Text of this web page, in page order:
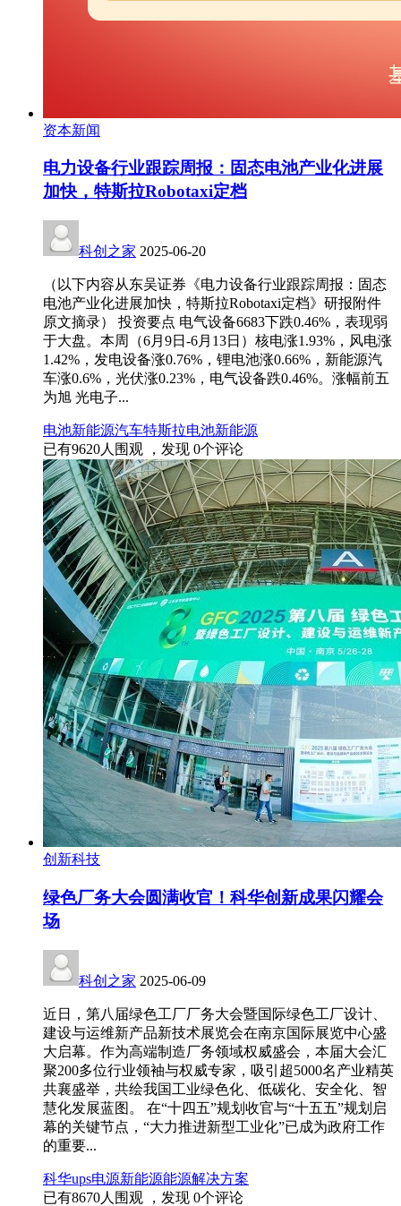
资本新闻
电力设备行业跟踪周报：固态电池产业化进展
加快，特斯拉Robotaxi定档
科创之家 2025-06-20
（以下内容从东吴证券《电力设备行业跟踪周报：固态
电池产业化进展加快，特斯拉Robotaxi定档》研报附件
原文摘录） 投资要点 电气设备6683下跌0.46%，表现弱
于大盘。本周（6月9日-6月13日）核电涨1.93%，风电涨
1.42%，发电设备涨0.76%，锂电池涨0.66%，新能源汽
车涨0.6%，光伏涨0.23%，电气设备跌0.46%。涨幅前五
为旭 光电子...
电池新能源汽车特斯拉电池新能源
已有9620人围观 ，发现 0个评论
创新科技
绿色厂务大会圆满收官！科华创新成果闪耀会
场
科创之家 2025-06-09
近日，第八届绿色工厂厂务大会暨国际绿色工厂设计、
建设与运维新产品新技术展览会在南京国际展览中心盛
大启幕。作为高端制造厂务领域权威盛会，本届大会汇
聚200多位行业领袖与权威专家，吸引超5000名产业精英
共襄盛举，共绘我国工业绿色化、低碳化、安全化、智
慧化发展蓝图。 在“十四五”规划收官与“十五五”规划启
幕的关键节点，“大力推进新型工业化”已成为政府工作
的重要...
科华ups电源新能源能源解决方案
已有8670人围观 ，发现 0个评论